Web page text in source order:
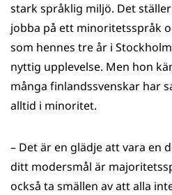
stark språklig miljö. Det
jobba på ett minoritetsspråk
som hennes tre år i
nyttig upplevelse. Men hon
många finlandssvenskar har
alltid i minoritet.
– Det är en glädje att vara en
ditt modersmål är
också ta smällen av att alla